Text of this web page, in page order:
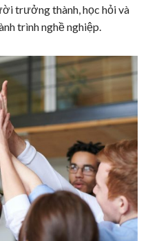
trưởng thành, học hỏi và
trình nghề nghiệp.